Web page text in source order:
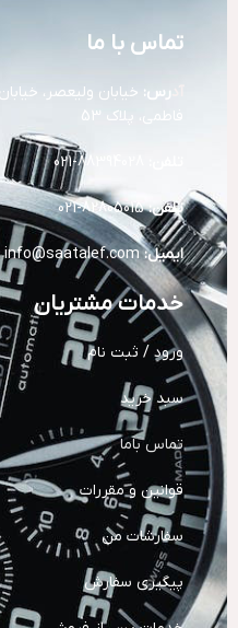
تماس با ما
رس: خیابان ولیعصر،
فاطمی، پلاک 53
تلفن:82805015-021
ایمیل: info@saatalef.com
خدمات مشتریان
ورود / ثبت نام
سبد خرید
تماس باما
قوانین و مقررات
سفارشات من
پیگیری سفارش